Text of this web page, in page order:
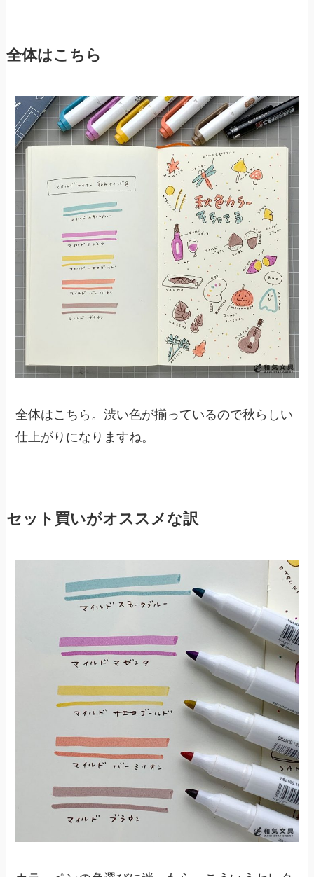
全体はこちら
全体はこちら。渋い色が揃っているので秋らしい
仕上がりになりますね。
セット買いがオススメな訳